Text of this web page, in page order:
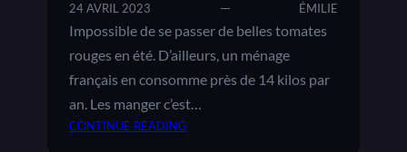
E
R
A
P
E
P
24 AVRIL 2023 ÉMILIE
Impossible de se passer de belles tomates
rouges en été. D’ailleurs, un ménage
français en consomme près de 14 kilos par
an. Les manger c’est…
CONTINUE READING